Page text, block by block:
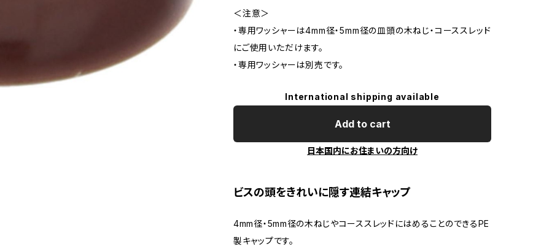
＜注意＞
・専用ワッシャーは4mm径・5mm径の皿頭の木ねじ・コーススレッド
にご使用いただけます。
・専用ワッシャーは別売です。
International shipping available
Add to cart
日本国内にお住まいの方向け
ビスの頭をきれいに隠す連結キャップ
4mm径・5mm径の木ねじやコーススレッドにはめることのできるPE
製キャップです。